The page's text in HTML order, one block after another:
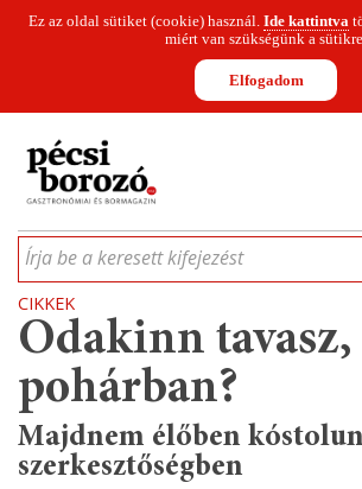
Ez az oldal sütiket (cookie) használ. Ide kattintva
miért van szükségünk a
Elfogadom
CIKKEKHÍREKINFOGRAFIKÁK
Írja be a keresett kifejezést
CIKKEK
Odakinn tavasz,
pohárban?
Majdnem élőben
szerkesztőségben